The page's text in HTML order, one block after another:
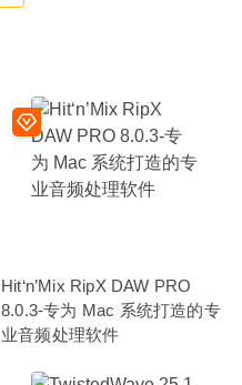
Hit‘n’Mix RipX DAW PRO
8.0.3-专为 Mac 系统打造的专
业音频处理软件